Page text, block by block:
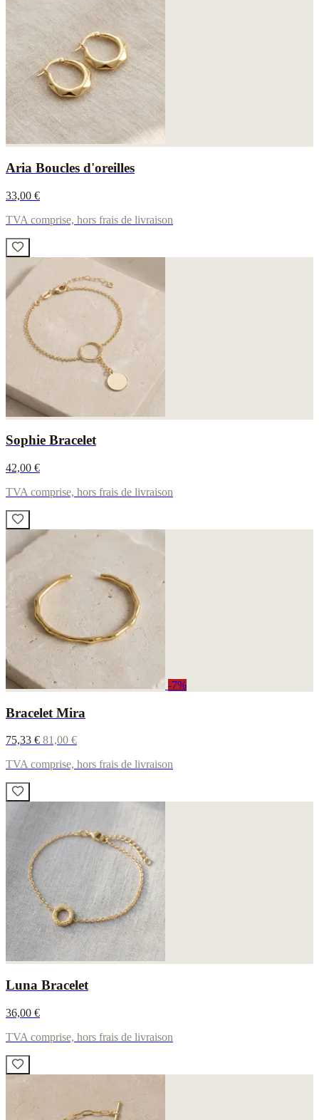
Aria Boucles d'oreilles
33,00 €
TVA comprise, hors frais de livraison
Sophie Bracelet
42,00 €
TVA comprise, hors frais de livraison
-7%
Bracelet Mira
75,33 € 81,00 €
TVA comprise, hors frais de livraison
Luna Bracelet
36,00 €
TVA comprise, hors frais de livraison